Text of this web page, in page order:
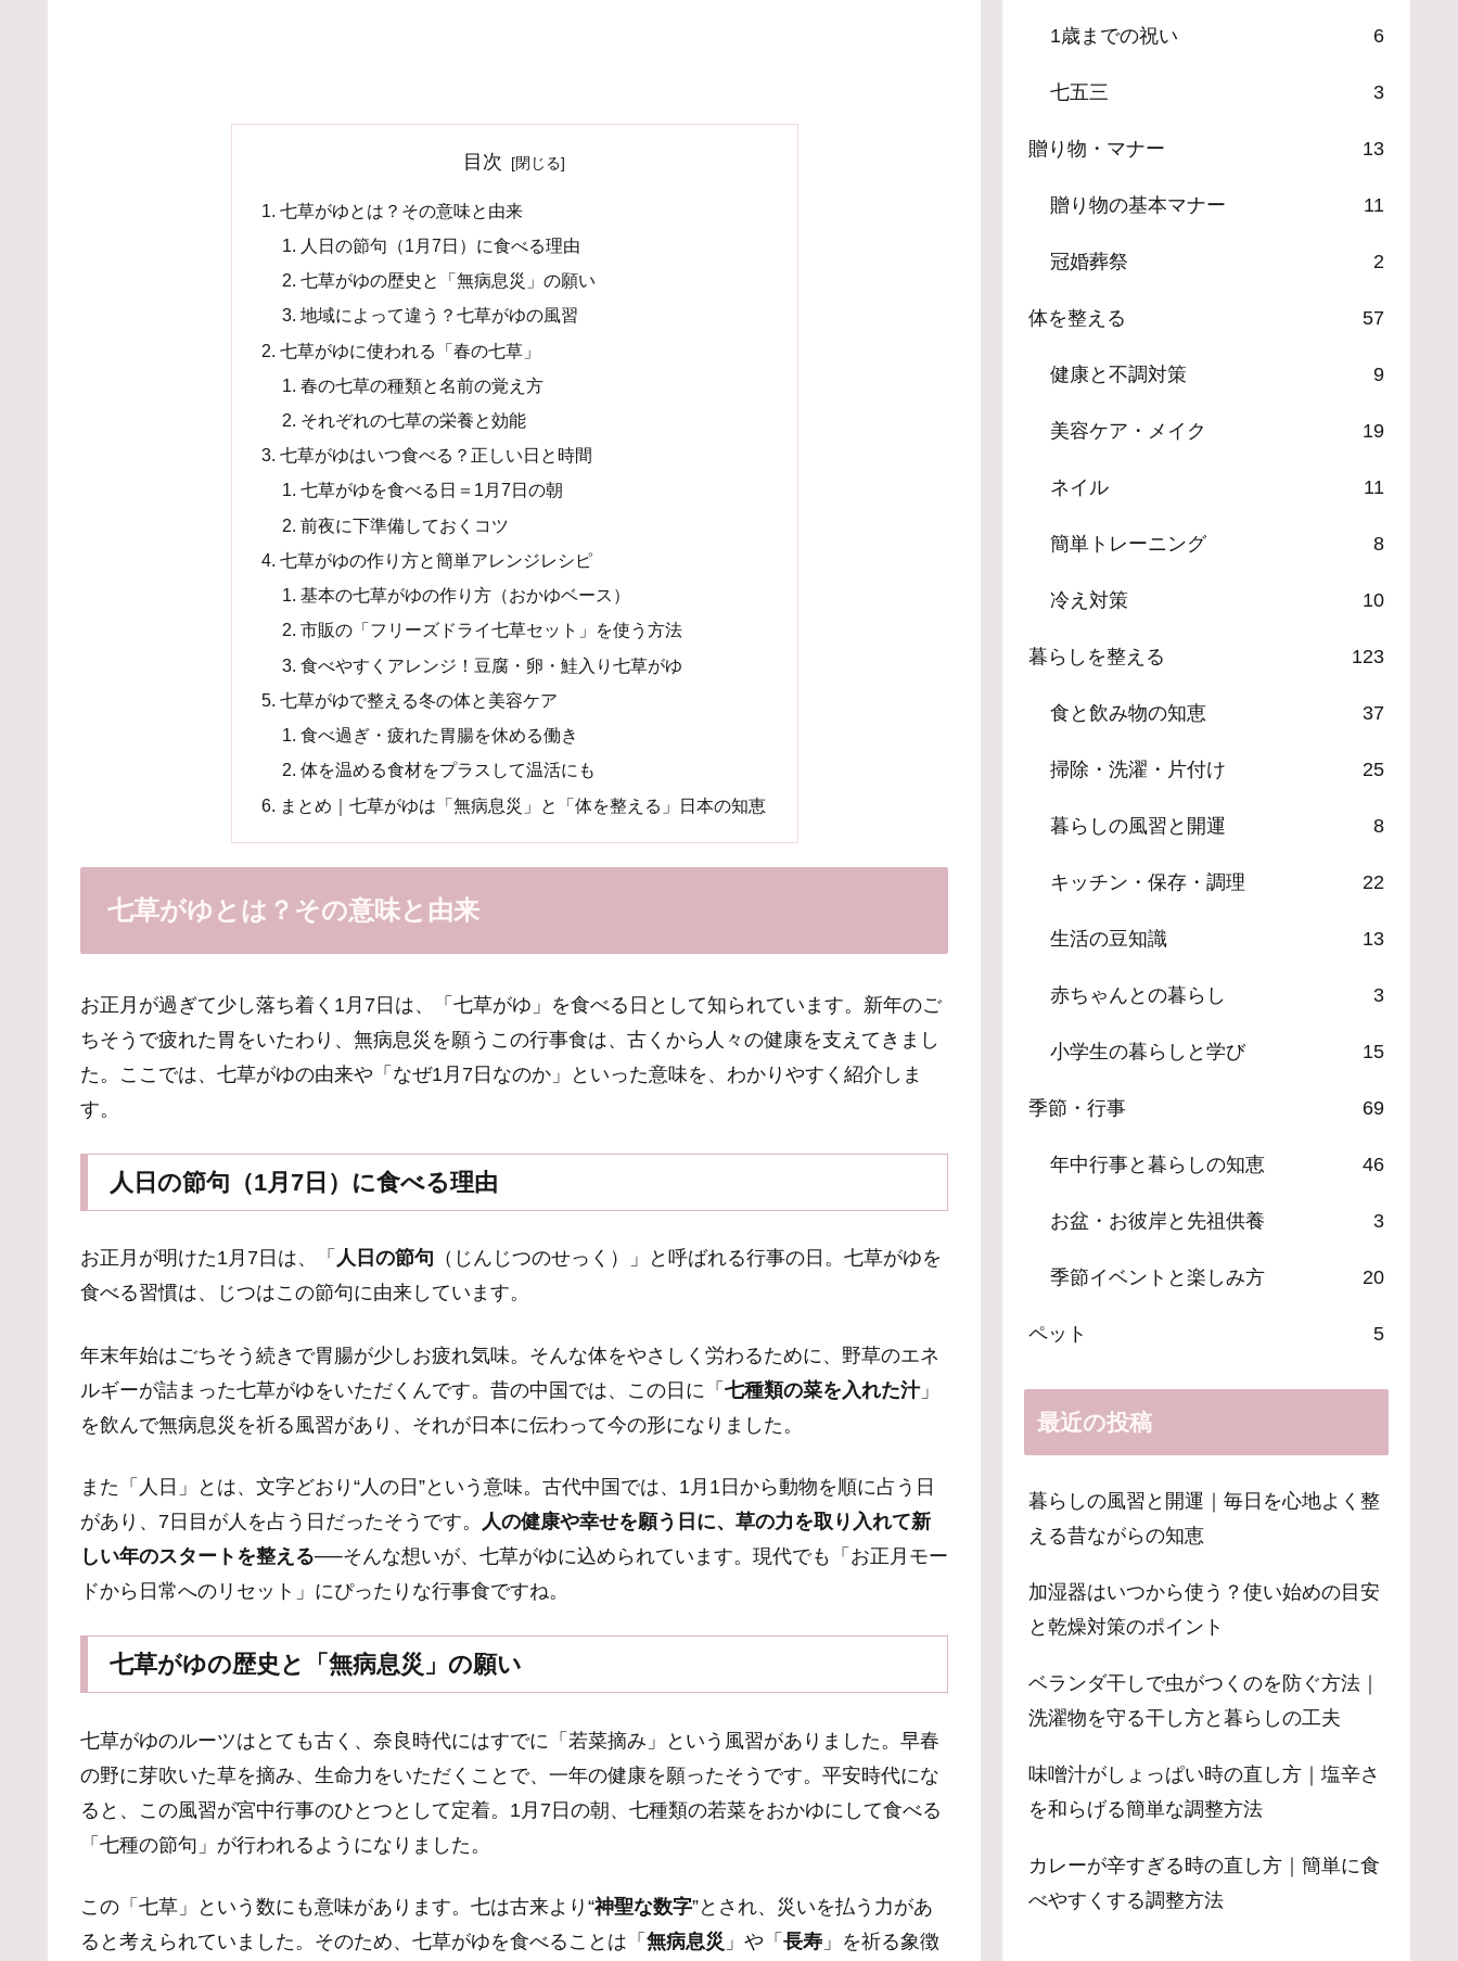
目次
七草がゆとは？その意味と由来
人日の節句（1月7日）に食べる理由
七草がゆの歴史と「無病息災」の願い
地域によって違う？七草がゆの風習
七草がゆに使われる「春の七草」
春の七草の種類と名前の覚え方
それぞれの七草の栄養と効能
七草がゆはいつ食べる？正しい日と時間
七草がゆを食べる日＝1月7日の朝
前夜に下準備しておくコツ
七草がゆの作り方と簡単アレンジレシピ
基本の七草がゆの作り方（おかゆベース）
市販の「フリーズドライ七草セット」を使う方法
食べやすくアレンジ！豆腐・卵・鮭入り七草がゆ
七草がゆで整える冬の体と美容ケア
食べ過ぎ・疲れた胃腸を休める働き
体を温める食材をプラスして温活にも
まとめ｜七草がゆは「無病息災」と「体を整える」日本の知恵
七草がゆとは？その意味と由来
お正月が過ぎて少し落ち着く1月7日は、「七草がゆ」を食べる日として知られています。新年のご
ちそうで疲れた胃をいたわり、無病息災を願うこの行事食は、古くから人々の健康を支えてきまし
た。ここでは、七草がゆの由来や「なぜ1月7日なのか」といった意味を、わかりやすく紹介しま
す。
人日の節句（1月7日）に食べる理由
お正月が明けた1月7日は、「 人日の節句 （じんじつのせっく）」と呼ばれる行事の日。七草がゆを
食べる習慣は、じつはこの節句に由来しています。
年末年始はごちそう続きで胃腸が少しお疲れ気味。そんな体をやさしく労わるために、野草のエネ
ルギーが詰まった七草がゆをいただくんです。昔の中国では、この日に「 七種類の菜を入れた汁」
を飲んで無病息災を祈る風習があり、それが日本に伝わって今の形になりました。
また「人日」とは、文字どおり“人の日”という意味。古代中国では、1月1日から動物を順に占う日
があり、7日目が人を占う日だったそうです。
人の健康や幸せを願う日に、草の力を取り入れて新
しい年のスタートを整える──そんな想いが、七草がゆに込められています。現代でも「お正月モー
ドから日常へのリセット」にぴったりな行事食ですね。
七草がゆの歴史と「無病息災」の願い
七草がゆのルーツはとても古く、奈良時代にはすでに「若菜摘み」という風習がありました。早春
の野に芽吹いた草を摘み、生命力をいただくことで、一年の健康を願ったそうです。平安時代にな
ると、この風習が宮中行事のひとつとして定着。1月7日の朝、七種類の若菜をおかゆにして食べる
「七種の節句」が行われるようになりました。
この「七草」という数にも意味があります。七は古来より“神聖な数字”とされ、災いを払う力があ
ると考えられていました。そのため、七草がゆを食べることは「 無病息災 」や「 長寿 」を祈る象徴
1歳までの祝い 6
七五三 3
贈り物・マナー 13
贈り物の基本マナー 11
冠婚葬祭 2
体を整える 57
健康と不調対策 9
美容ケア・メイク 19
ネイル 11
簡単トレーニング 8
冷え対策 10
暮らしを整える 123
食と飲み物の知恵 37
掃除・洗濯・片付け 25
暮らしの風習と開運 8
キッチン・保存・調理 22
生活の豆知識 13
赤ちゃんとの暮らし 3
小学生の暮らしと学び 15
季節・行事 69
年中行事と暮らしの知恵 46
お盆・お彼岸と先祖供養 3
季節イベントと楽しみ方 20
ペット 5
最近の投稿
暮らしの風習と開運｜毎日を心地よく整
える昔ながらの知恵
加湿器はいつから使う？使い始めの目安
と乾燥対策のポイント
ベランダ干しで虫がつくのを防ぐ方法｜
洗濯物を守る干し方と暮らしの工夫
味噌汁がしょっぱい時の直し方｜塩辛さ
を和らげる簡単な調整方法
カレーが辛すぎる時の直し方｜簡単に食
べやすくする調整方法